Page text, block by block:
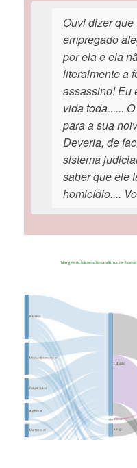
Ouvi dizer
empregado
por ela e ela
literalmente a
assassino! Eu
vida toda......
para a sua
Deveria, de
sistema
saber que ele
homicídio....